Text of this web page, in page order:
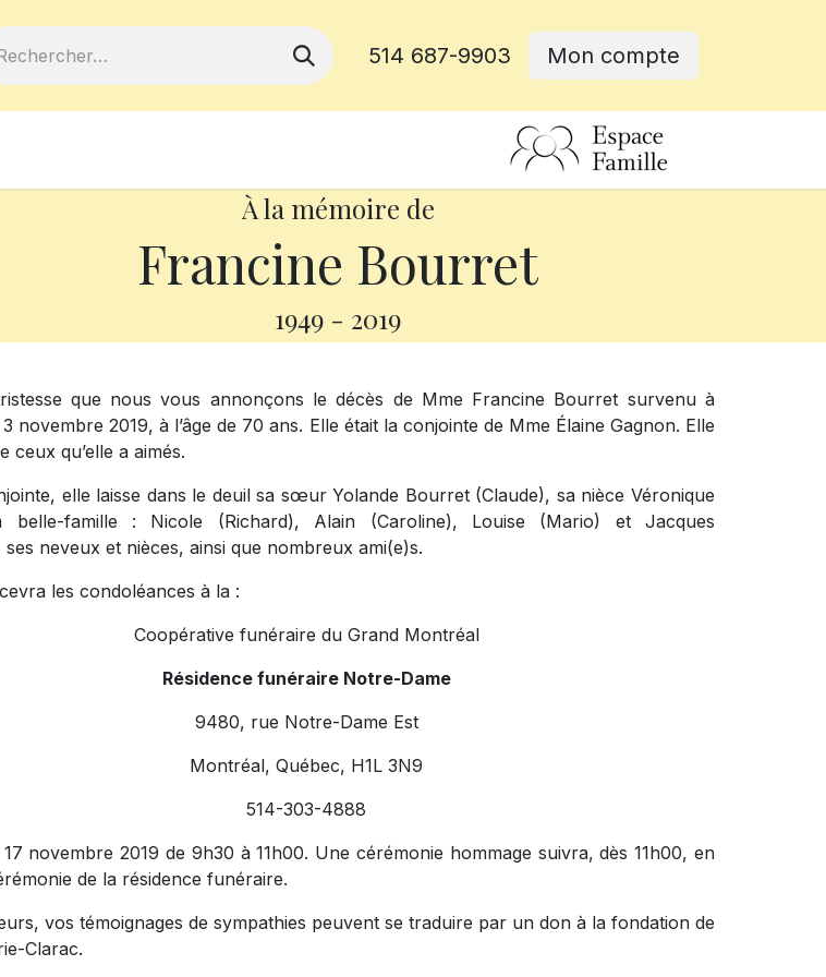
514 687-9903 Mon compte
À la mémoire de
Francine Bourret
1949 - 2019
que nous vous annonçons le décès de Mme Francine Bourret survenu à
novembre 2019, à l’âge de 70 ans. Elle était la conjointe de Mme Élaine Gagnon. Elle
ceux qu’elle a aimés.
elle laisse dans le deuil sa sœur Yolande Bourret (Claude), sa nièce Véronique
belle-famille : Nicole (Richard), Alain (Caroline), Louise (Mario) et Jacques
neveux et nièces, ainsi que nombreux ami(e)s.
les condoléances à la :
Coopérative funéraire du Grand Montréal
Résidence funéraire Notre-Dame
9480, rue Notre-Dame Est
Montréal, Québec, H1L 3N9
514-303-4888
novembre 2019 de 9h30 à 11h00. Une cérémonie hommage suivra, dès 11h00, en
de la résidence funéraire.
vos témoignages de sympathies peuvent se traduire par un don à la fondation de
Clarac.